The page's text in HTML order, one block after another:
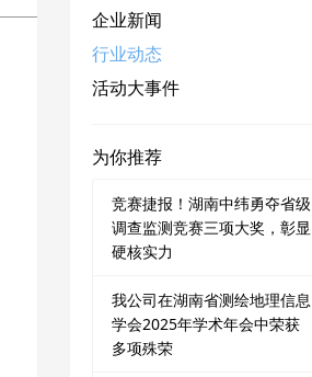
企业新闻
行业动态
活动大事件
为你推荐
竞赛捷报！湖南中纬勇夺省级
调查监测竞赛三项大奖，彰显
硬核实力
我公司在湖南省测绘地理信息
学会2025年学术年会中荣获
多项殊荣